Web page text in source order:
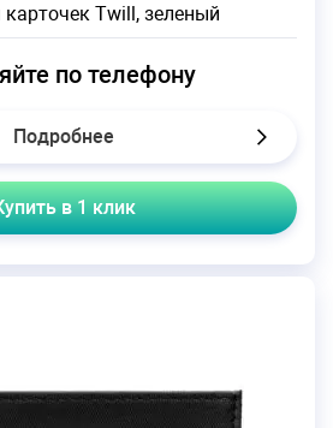
Twill, зеленый
по телефону
Подробнее
в 1 клик